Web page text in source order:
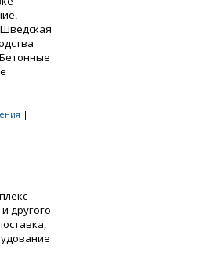
Шведская
|
другого